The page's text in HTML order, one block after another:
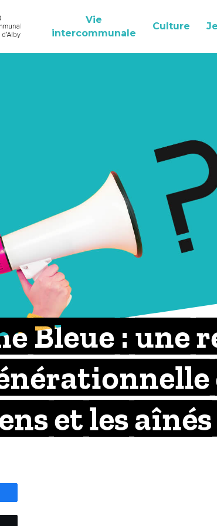
Vie
intercommunale
Culture
Bleue : une
et les